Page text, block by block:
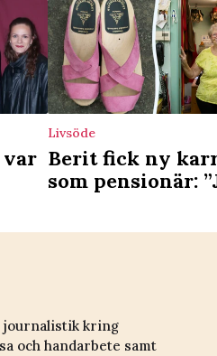
var
Livsöde
Berit fick ny
som pensionär:
journalistik kring
och handarbete samt